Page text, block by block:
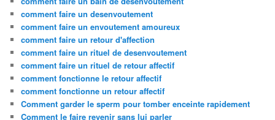
comment faire un desenvoutement
comment faire un envoutement amoureux
comment faire un retour d'affection
comment faire un rituel de desenvoutement
comment faire un rituel de retour affectif
comment fonctionne le retour affectif
comment fonctionne un retour affectif
Comment garder le sperm pour tomber enceinte rapidement
Comment le faire revenir sans lui parler